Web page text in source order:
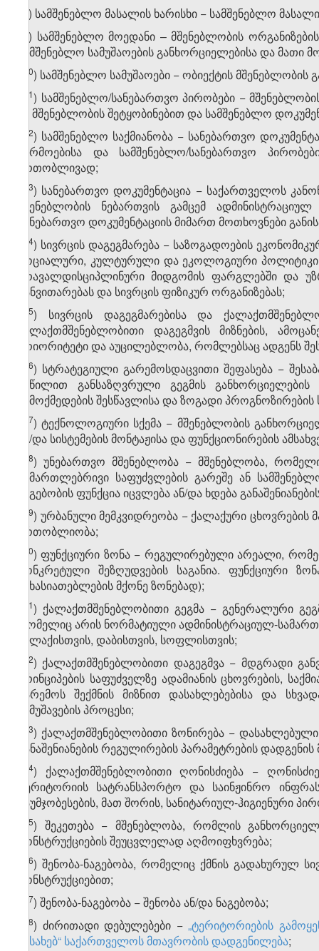
) სამშენებლო მასალის ხარისხი − სამშენებლო
) სამშენებლო მოედანი – მშენებლობის
სამშენებლო სამუშაოების განხორციელებისა და მათი
​10) სამშენებლო სამუშაოები − ობიექტის
​11) სამშენებლო/სანებართვო პირობები −
ან მშენებლობის შეტყობინებით და სამშენებლო
​12) სამშენებლო საქმიანობა − სანებართვო
წარმოებისა და სამშენებლო/სანებართვო
ერთობლივად;
​13) სანებართვო დოკუმენტაცია − საქართველოს
მშენებლობის ნებართვის გამცემ
სანებართვო დოკუმენტაციის მიმართ მოთხოვნები
​14) სივრცის დაგეგმარება − საზოგადოების
სოციალური, კულტურული და ეკოლოგიური
მრავალდისციპლინური მიდგომის ფარგლებში და
განვითარებას და სივრცის ფიზიკურ ორგანიზებას;
​15) სივრცის დაგეგმარებისა და
ქალაქთმშენებლობითი დაგეგმვის მიზნების,
პრიორიტეტი და აუცილებლობა, რომლებსაც ადგენს
​16) სტრატეგიული გარემოსდაცვითი შეფასება −
ნაწილით განსაზღვრული გეგმის
ზემოქმედების შესწავლისა და ზოგადი
​17) ტექნოლოგიური სქემა − მშენებლობის
ან/და სისტემების მონტაჟისა და ფუნქციონირების
​18) უნებართვო მშენებლობა − მშენებლობა,
სამართლებრივი საფუძვლების გარეშე ან
ნაგებობის ფუნქცია იცვლება ან/და ხდება
​19) ურბანული მემკვიდრეობა − ქალაქური
ერთობლიობა;
​20) ფუნქციური ზონა − რეგულირებული არეალი,
კონკრეტული შეზღუდვების საგანია. ფუნქციური
მახასიათებლების მქონე ზონებად);
​21) ქალაქთმშენებლობითი გეგმა − გენერალური
რომელიც არის ნორმატიული ადმინისტრაციულ-
ქალაქისთვის, დაბისთვის, სოფლისთვის;
​22) ქალაქთმშენებლობითი დაგეგმვა − მდგრადი
პრინციპების საფუძველზე ადამიანის ცხოვრების,
გარემოს შექმნის მიზნით დასახლებებისა და
შემუშავების პროცესი;
​23) ქალაქთმშენებლობითი ზონირება −
განაშენიანების რეგულირების პარამეტრების დადგენის
​24) ქალაქთმშენებლობითი ღონისძიება −
ტერიტორიის სატრანსპორტო და საინჟინრო
გაუმჯობესების, მათ შორის, სანიტარიულ-ჰიგიენური
​25) შეკეთება − მშენებლობა, რომლის
კონსტრუქციების შეუცვლელად აღმოიფხვრება;
​26) შენობა-ნაგებობა, რომელიც ქმნის გადახურულ
კონსტრუქციებით;
​27) შენობა-ნაგებობა − შენობა ან/და ნაგებობა;
​28) ძირითადი დებულებები −„ტერიტორიების
შესახებ“ საქართველოს მთავრობის დადგენილება;